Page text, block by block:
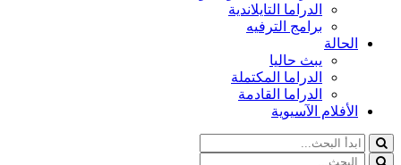
الدراما التايلاندية
برامج الترفيه
الحالة
يبث حاليا
الدراما المكتملة
الدراما القادمة
الأفلام الآسيوية